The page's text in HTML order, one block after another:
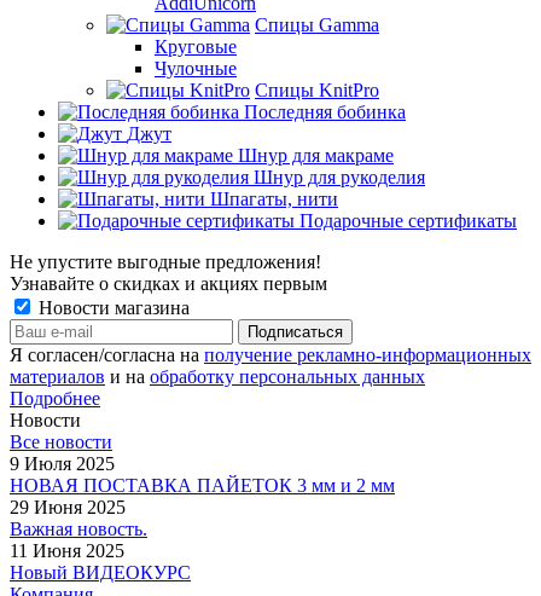
Спицы Gamma
Круговые
Чулочные
Спицы KnitPro
Последняя бобинка
Джут
Шнур для макраме
Шнур для рукоделия
Шпагаты, нити
Подарочные сертификаты
Не упустите выгодные предложения!
Узнавайте о скидках и акциях первым
Новости магазина
Я согласен/согласна на получение рекламно-информационных
материалов и на обработку персональных данных
Подробнее
Новости
Все новости
9 Июля 2025
НОВАЯ ПОСТАВКА ПАЙЕТОК 3 мм и 2 мм
29 Июня 2025
Важная новость.
11 Июня 2025
Новый ВИДЕОКУРС